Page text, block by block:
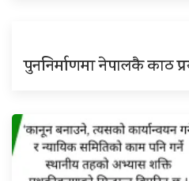
पुननिर्माणमा नेपालकै काठ